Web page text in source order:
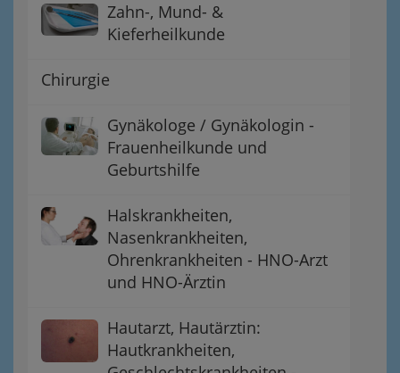
Zahn-, Mund- &
Kieferheilkunde
Chirurgie
Gynäkologe / Gynäkologin -
Frauenheilkunde und
Geburtshilfe
Halskrankheiten,
Nasenkrankheiten,
Ohrenkrankheiten - HNO-Arzt
und HNO-Ärztin
Hautarzt, Hautärztin:
Hautkrankheiten,